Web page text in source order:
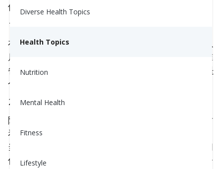
Diverse Health Topics
Health Topics
Nutrition
Mental Health
Fitness
Lifestyle
保持身体正常运转：
在床头放一杯水，早上起床后第一件事就是喝水，以
启动水分补充。如果早上感觉懒惰？像我一样提前准
备好，就像我所做的那样——这对于坚持这个习惯是
个重要改变！
随身携带可重复使用的水瓶
随时随地带着水瓶，以便轻松获取。如果你在工作时
看到我，我的桌子上总是有一个水瓶。额外好处是：
当你的家人或朋友注意到你的水瓶时，他们可能会问
你进展如何，让你感到有责任感，同时保持身体水分